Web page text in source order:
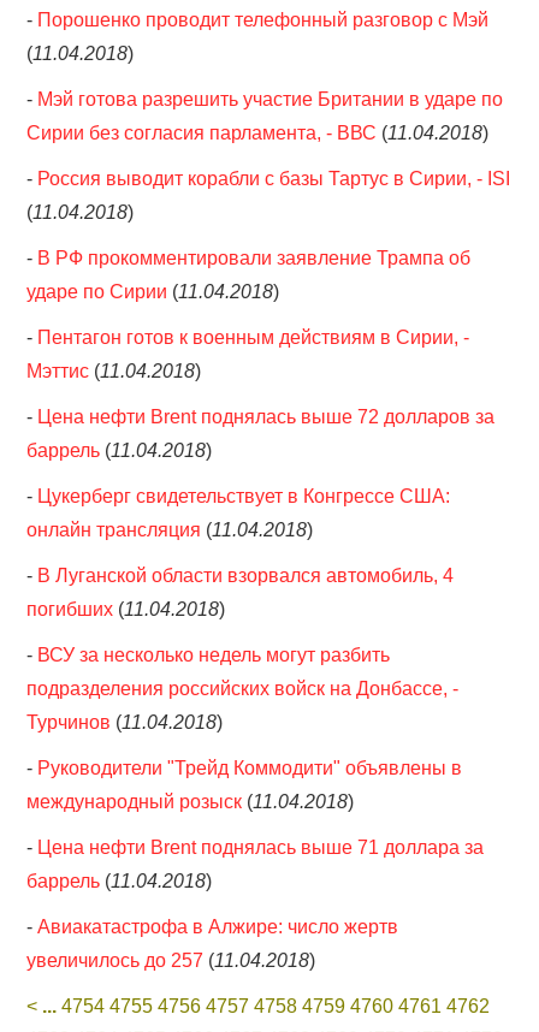
- Порошенко проводит телефонный разговор с Мэй
(11.04.2018)
- Мэй готова разрешить участие Британии в ударе по
Сирии без согласия парламента, - ВВС (11.04.2018)
- Россия выводит корабли с базы Тартус в Сирии, - ISI
(11.04.2018)
- В РФ прокомментировали заявление Трампа об
ударе по Сирии (11.04.2018)
- Пентагон готов к военным действиям в Сирии, -
Мэттис (11.04.2018)
- Цена нефти Brent поднялась выше 72 долларов за
баррель (11.04.2018)
- Цукерберг свидетельствует в Конгрессе США:
онлайн трансляция (11.04.2018)
- В Луганской области взорвался автомобиль, 4
погибших (11.04.2018)
- ВСУ за несколько недель могут разбить
подразделения российских войск на Донбассе, -
Турчинов (11.04.2018)
- Руководители "Трейд Коммодити" объявлены в
международный розыск (11.04.2018)
- Цена нефти Brent поднялась выше 71 доллара за
баррель (11.04.2018)
-Авиакатастрофа в Алжире: число жертв
увеличилось до 257 (11.04.2018)
< ... 4754 4755 4756 4757 4758 4759 4760 4761 4762